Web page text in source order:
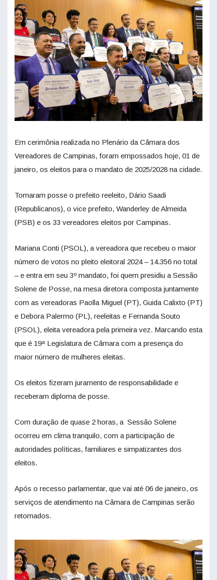
Em cerimônia realizada no Plenário da Câmara dos
Vereadores de Campinas, foram empossados hoje, 01 de
janeiro, os eleitos para o mandato de 2025/2028 na cidade.
Tomaram posse o prefeito reeleito, Dário Saadi
(Republicanos), o vice prefeito, Wanderley de Almeida
(PSB) e os 33 vereadores eleitos por Campinas.
Mariana Conti (PSOL), a vereadora que recebeu o maior
número de votos no pleito eleitoral 2024 – 14.356 no total
– e entra em seu 3º mandato, foi quem presidiu a Sessão
Solene de Posse, na mesa diretora composta juntamente
com as vereadoras Paolla Miguel (PT), Guida Calixto (PT)
e Debora Palermo (PL), reeleitas e Fernanda Souto
(PSOL), eleita vereadora pela primeira vez. Marcando esta
que é 19ª Legislatura de Câmara com a presença do
maior número de mulheres eleitas.
Os eleitos fizeram juramento de responsabilidade e
receberam diploma de posse.
Com duração de quase 2 horas, a Sessão Solene
ocorreu em clima tranquilo, com a participação de
autoridades políticas, familiares e simpatizantes dos
eleitos.
Após o recesso parlamentar, que vai até 06 de janeiro, os
serviços de atendimento na Câmara de Campinas serão
retomados.